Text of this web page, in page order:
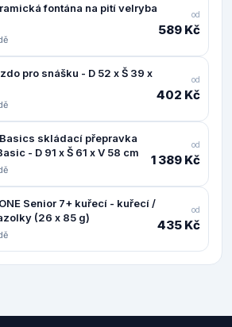
fontána na pití velryba
od
589 Kč
pro snášku - D 52 x Š 39 x
od
402 Kč
skládací přepravka
- D 91 x Š 61 x V 58 cm
od
1 389 Kč
Senior 7+ kuřecí - kuřecí /
(26 x 85 g)
od
435 Kč